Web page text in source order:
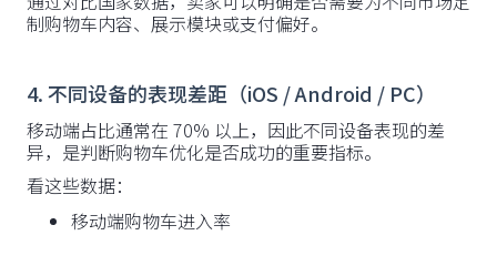
制购物车内容、展示模块或支付偏好。
4. 不同设备的表现差距（iOS / Android / PC）
移动端占比通常在 70% 以上，因此不同设备表现的差
异，是判断购物车优化是否成功的重要指标。
看这些数据：
移动端购物车进入率